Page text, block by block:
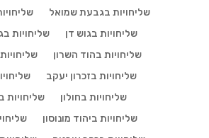
שליחויות בגבעת שמואל
שליחויות בגוש דן
שליחויות
שליחויות בהוד השרון
שליחויות בזכרון יעקב
שליחויות בחולון
שליחויות
שליחויות ביהוד מונוסון